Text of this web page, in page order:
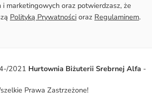
i marketingowych oraz potwierdzasz, że
Polityką Prywatności oraz Regulaminem.
2021 Hurtownia Biżuterii Srebrnej Alfa -
Prawa Zastrzeżone!